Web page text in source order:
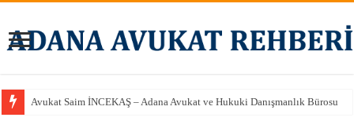
Avukat Saim İNCEKAŞ – Adana Avukat ve Hukuki Danışmanlık Bürosu